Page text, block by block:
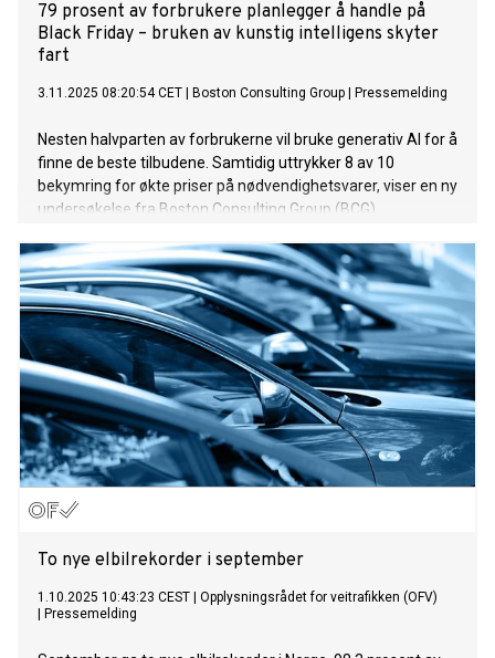
79 prosent av forbrukere planlegger å handle på
Black Friday – bruken av kunstig intelligens skyter
fart
3.11.2025 08:20:54 CET Boston Consulting Group Pressemelding
Nesten halvparten av forbrukerne vil bruke generativ AI for å
finne de beste tilbudene. Samtidig uttrykker 8 av 10
bekymring for økte priser på nødvendighetsvarer, viser en ny
undersøkelse fra Boston Consulting Group (BCG).
To nye elbilrekorder i september
1.10.2025 10:43:23 CEST
Opplysningsrådet for veitrafikken (OFV)
Pressemelding